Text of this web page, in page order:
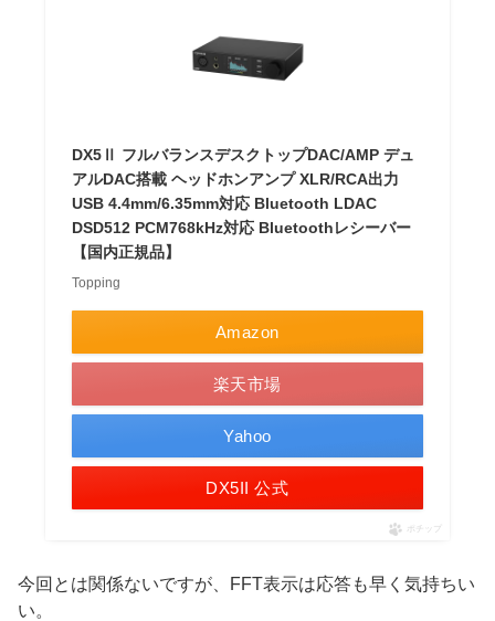
DX5Ⅱ フルバランスデスクトップDAC/AMP デュ
アルDAC搭載 ヘッドホンアンプ XLR/RCA出力
USB 4.4mm/6.35mm対応 Bluetooth LDAC
DSD512 PCM768kHz対応 Bluetoothレシーバー
【国内正規品】
Topping
Amazon
楽天市場
Yahoo
DX5II 公式
ポチップ
今回とは関係ないですが、FFT表示は応答も早く気持ちい
い。